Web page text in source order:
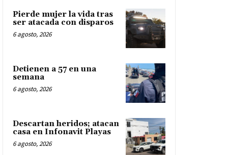
Pierde mujer la vida tras
ser atacada con disparos
6 agosto, 2026
Detienen a 57 en una
semana
6 agosto, 2026
Descartan heridos; atacan
casa en Infonavit Playas
6 agosto, 2026